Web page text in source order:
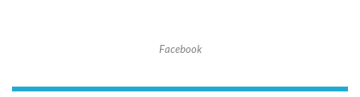
Facebook